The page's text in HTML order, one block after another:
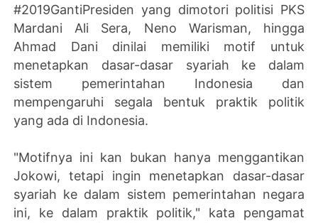
#2019GantiPresiden yang dimotori politisi PKS
Mardani Ali Sera, Neno Warisman, hingga
Ahmad Dani dinilai memiliki motif untuk
menetapkan dasar-dasar syariah ke dalam
sistem pemerintahan Indonesia dan
mempengaruhi segala bentuk praktik politik
yang ada di Indonesia.
"Motifnya ini kan bukan hanya menggantikan
Jokowi, tetapi ingin menetapkan dasar-dasar
syariah ke dalam sistem pemerintahan negara
ini, ke dalam praktik politik," kata pengamat